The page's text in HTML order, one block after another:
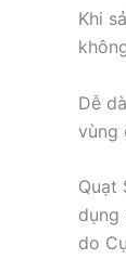
Khi
Dễ
vùng
Quạt
dụng
do